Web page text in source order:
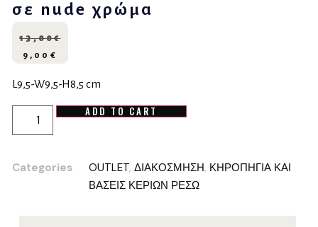
σε nude χρώμα
13,00€
9,00 €
L9,5-W9,5-H8,5 cm
ADD TO CART
Categories OUTLET, ΔΙΑΚΟΣΜΗΣΗ, ΚΗΡΟΠΗΓΙΑ ΚΑΙ
ΒΑΣΕΙΣ ΚΕΡΙΩΝ ΡΕΣΩ